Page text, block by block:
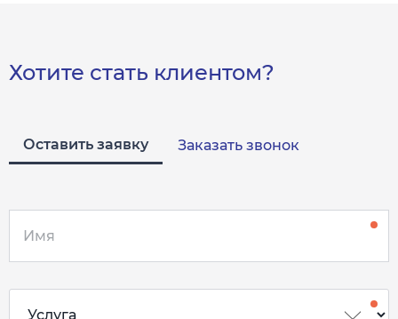
Хотите стать клиентом?
Оставить заявку Заказать звонок